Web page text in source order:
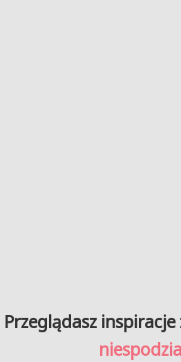
Przeglądasz